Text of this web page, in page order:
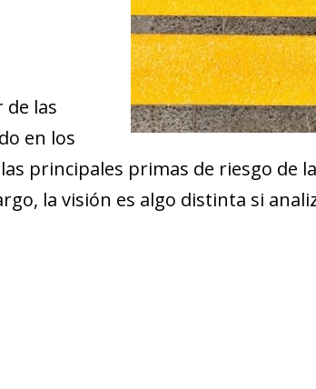
las
en los
principales primas de riesgo de
la visión es algo distinta si